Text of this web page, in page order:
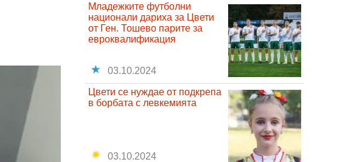
Младежките футболни
национали дариха за Цвети
от Ген. Тошево парите за
евроквалификация
03.10.2024
Цвети се нуждае от подкрепа
в борбата с левкемията
03.10.2024